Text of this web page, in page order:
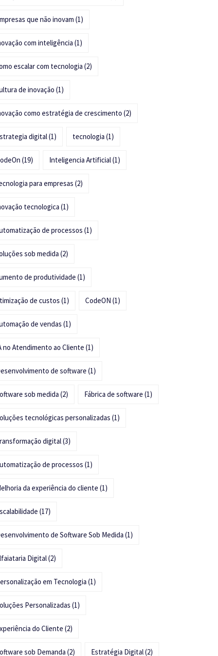
que não inovam (1)
com inteligência (1)
escalar com tecnologia (2)
de inovação (1)
como estratégia de crescimento (2)
digital(1) tecnologia (1)
(19) Inteligencia Artificial(1)
para empresas (2)
tecnologica (1)
de processos (1)
sob medida (2)
de produtividade (1)
de custos (1) CodeON (1)
de vendas (1)
no Atendimento ao Cliente (1)
de software (1)
sob medida (2) Fábrica de software (1)
tecnológicas personalizadas (1)
digital(3)
de processos (1)
da experiência do cliente (1)
(17)
de Software Sob Medida (1)
Digital(2)
em Tecnologia (1)
Personalizadas (1)
do Cliente (2)
sob Demanda (2) Estratégia Digital(2)